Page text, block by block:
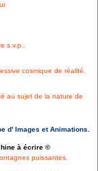
s.v.p..
cosmique de réalité.
au sujet de la nature de
d' Images et Animations.
à écrire ©
puissantes.